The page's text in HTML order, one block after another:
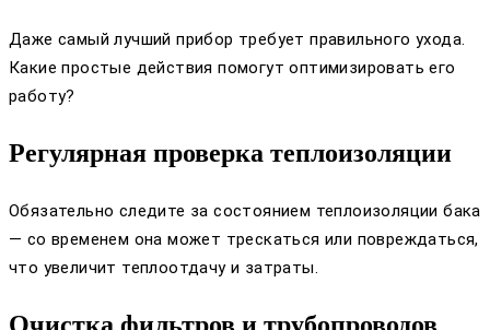
Даже самый лучший прибор требует правильного ухода.
Какие простые действия помогут оптимизировать его
работу?
Регулярная проверка теплоизоляции
Обязательно следите за состоянием теплоизоляции бака
— со временем она может трескаться или повреждаться,
что увеличит теплоотдачу и затраты.